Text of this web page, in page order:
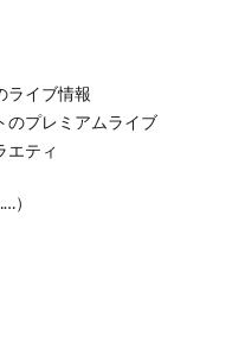
イブ情報
プレミアムライブ
ティ
）